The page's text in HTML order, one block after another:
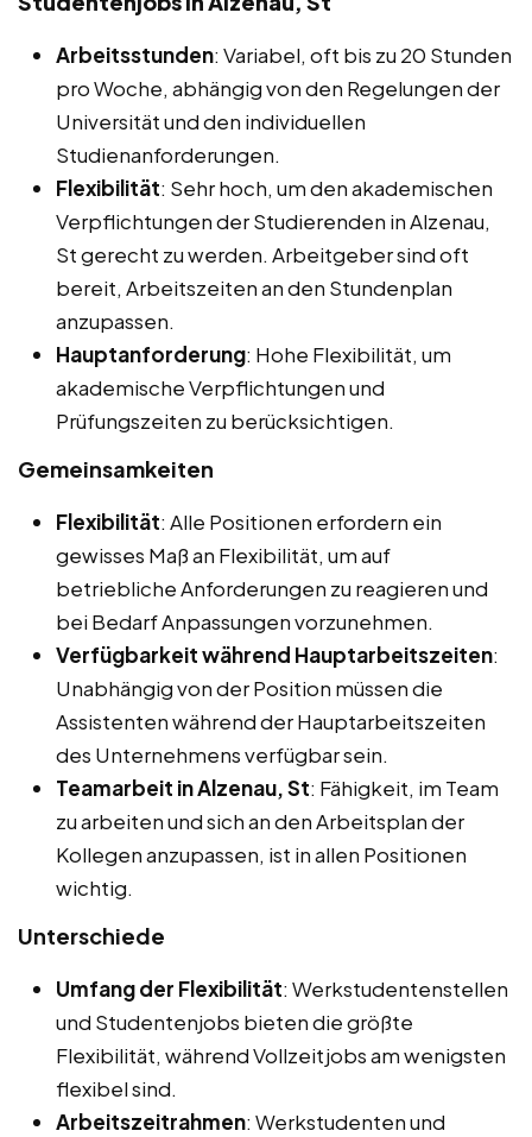
Arbeitsstunden: Variabel, oft bis zu 20 Stunden
pro Woche, abhängig von den Regelungen der
Universität und den individuellen
Studienanforderungen.
Flexibilität: Sehr hoch, um den akademischen
Verpflichtungen der Studierenden in Alzenau,
St gerecht zu werden. Arbeitgeber sind oft
bereit, Arbeitszeiten an den Stundenplan
anzupassen.
Hauptanforderung: Hohe Flexibilität, um
akademische Verpflichtungen und
Prüfungszeiten zu berücksichtigen.
Gemeinsamkeiten
Flexibilität: Alle Positionen erfordern ein
gewisses Maß an Flexibilität, um auf
betriebliche Anforderungen zu reagieren und
bei Bedarf Anpassungen vorzunehmen.
Verfügbarkeit während Hauptarbeitszeiten:
Unabhängig von der Position müssen die
Assistenten während der Hauptarbeitszeiten
des Unternehmens verfügbar sein.
Teamarbeit in Alzenau, St: Fähigkeit, im Team
zu arbeiten und sich an den Arbeitsplan der
Kollegen anzupassen, ist in allen Positionen
wichtig.
Unterschiede
Umfang der Flexibilität: Werkstudentenstellen
und Studentenjobs bieten die größte
Flexibilität, während Vollzeitjobs am wenigsten
flexibel sind.
Arbeitszeitrahmen: Werkstudenten und